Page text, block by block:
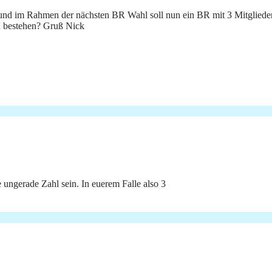
im Rahmen der nächsten BR Wahl soll nun ein BR mit 3
Gruß Nick
Zahl sein. In euerem Falle also 3